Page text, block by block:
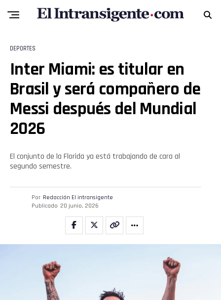
DEPORTES
Inter Miami: es titular en
Brasil y será compañero de
Messi después del Mundial
2026
El conjunto de la Florida ya está trabajando de cara al
segundo semestre.
Por Redacción El intransigente
Publicado 20 junio, 2026
Flipboard
Pinterest
Whatsapp
Email